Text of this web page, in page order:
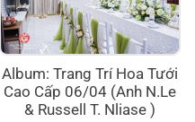
Album: Trang Trí Hoa Tưới
Cao Cấp 06/04 (Anh N.Le
& Russell T. Nliase )